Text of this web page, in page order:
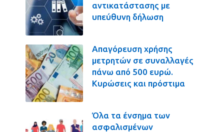
αντικατάστασης με
υπεύθυνη δήλωση
Απαγόρευση χρήσης
μετρητών σε συναλλαγές
πάνω από 500 ευρώ.
Κυρώσεις και πρόστιμα
Όλα τα ένσημα των
ασφαλισμένων